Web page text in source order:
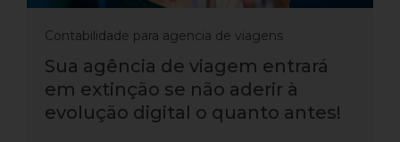
Contabilidade para agencia de viagens
Sua agência de viagem entrará
em extinção se não aderir à
evolução digital o quanto antes!